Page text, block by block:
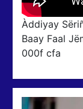
Àddiyay
Baay Faal
000f cfa